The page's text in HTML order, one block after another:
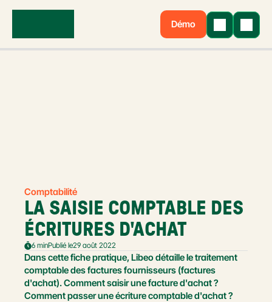
Démo
Comptabilité
LA SAISIE COMPTABLE DES
ÉCRITURES D'ACHAT
6 minPublié le29 août 2022
Dans cette fiche pratique, Libeo détaille le traitement
comptable des factures fournisseurs (factures
d'achat). Comment saisir une facture d'achat ?
Comment passer une écriture comptable d'achat ?